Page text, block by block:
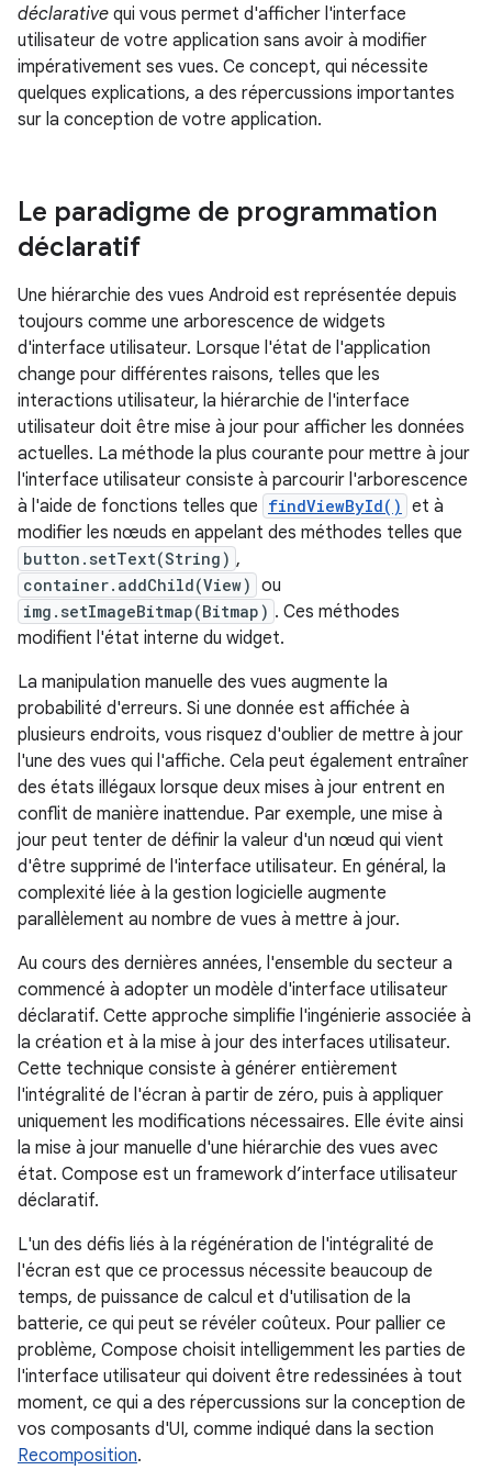
déclarative qui vous permet d'afficher l'interface
utilisateur de votre application sans avoir à modifier
impérativement ses vues. Ce concept, qui nécessite
quelques explications, a des répercussions importantes
sur la conception de votre application.
Le paradigme de programmation
déclaratif
Une hiérarchie des vues Android est représentée depuis
toujours comme une arborescence de widgets
d'interface utilisateur. Lorsque l'état de l'application
change pour différentes raisons, telles que les
interactions utilisateur, la hiérarchie de l'interface
utilisateur doit être mise à jour pour afficher les données
actuelles. La méthode la plus courante pour mettre à jour
l'interface utilisateur consiste à parcourir l'arborescence
à l'aide de fonctions telles que findViewById() et à
modifier les nœuds en appelant des méthodes telles que
button.setText(String) ,
container.addChild(View) ou
img.setImageBitmap(Bitmap) . Ces méthodes
modifient l'état interne du widget.
La manipulation manuelle des vues augmente la
probabilité d'erreurs. Si une donnée est affichée à
plusieurs endroits, vous risquez d'oublier de mettre à jour
l'une des vues qui l'affiche. Cela peut également entraîner
des états illégaux lorsque deux mises à jour entrent en
conflit de manière inattendue. Par exemple, une mise à
jour peut tenter de définir la valeur d'un nœud qui vient
d'être supprimé de l'interface utilisateur. En général, la
complexité liée à la gestion logicielle augmente
parallèlement au nombre de vues à mettre à jour.
Au cours des dernières années, l'ensemble du secteur a
commencé à adopter un modèle d'interface utilisateur
déclaratif. Cette approche simplifie l'ingénierie associée à
la création et à la mise à jour des interfaces utilisateur.
Cette technique consiste à générer entièrement
l'intégralité de l'écran à partir de zéro, puis à appliquer
uniquement les modifications nécessaires. Elle évite ainsi
la mise à jour manuelle d'une hiérarchie des vues avec
état. Compose est un framework d’interface utilisateur
déclaratif.
L'un des défis liés à la régénération de l'intégralité de
l'écran est que ce processus nécessite beaucoup de
temps, de puissance de calcul et d'utilisation de la
batterie, ce qui peut se révéler coûteux. Pour pallier ce
problème, Compose choisit intelligemment les parties de
l'interface utilisateur qui doivent être redessinées à tout
moment, ce qui a des répercussions sur la conception de
vos composants d'UI, comme indiqué dans la section
Recomposition.